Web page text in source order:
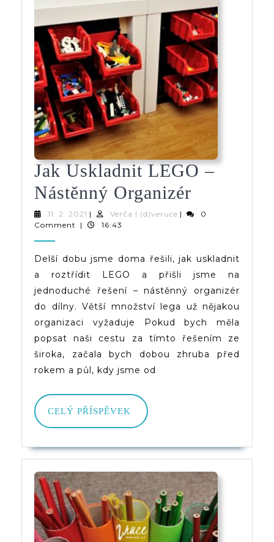
Jak Uskladnit LEGO –
Nástěnný Organizér
Uskladnit
–
Nástěnný
Organizér
11. 2. 2021 11.
2.
| Verča | (d)veruceVerča
|
0
Comment
| 16:43
Delší dobu jsme doma řešili, jak uskladnit
a roztřídit LEGO a přišli jsme na
jednoduché řešení – nástěnný organizér
do dílny. Větší množství lega už nějakou
organizaci vyžaduje Pokud bych měla
popsat naši cestu za tímto řešením ze
široka, začala bych dobou zhruba před
rokem a půl, kdy jsme od
CELÝ PŘÍSPĚVEK
CELÝ
PŘÍSPĚVEK